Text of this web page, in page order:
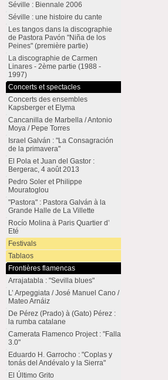
Séville : Biennale 2006
Séville : une histoire du cante
Les tangos dans la discographie
de Pastora Pavón "Niña de los
Peines" (première partie)
La discographie de Carmen
Linares - 2ème partie (1988 -
1997)
Concerts et spectacles
Concerts des ensembles
Kapsberger et Elyma
Cancanilla de Marbella / Antonio
Moya / Pepe Torres
Israel Galván : "La Consagración
de la primavera"
El Pola et Juan del Gastor :
Bergerac, 4 août 2013
Pedro Soler et Philippe
Mouratoglou
"Pastora" : Pastora Galván à la
Grande Halle de La Villette
Rocío Molina à Paris Quartier d’
Eté
Festivals
Tablaos
Frontières flamencas
Arrajatabla : "Sevilla blues"
L’ Arpeggiata / José Manuel Cano /
Mateo Arnáiz
De Pérez (Prado) à (Gato) Pérez :
la rumba catalane
Camerata Flamenco Project : "Falla
3.0"
Eduardo H. Garrocho : "Coplas y
tonás del Andévalo y la Sierra"
El Último Grito